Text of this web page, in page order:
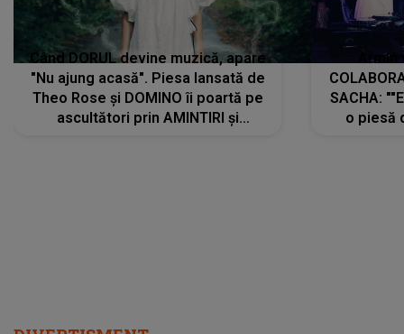
Când DORUL devine muzică, apare
"Nu ajung acasă". Piesa lansată de
Theo Rose și DOMINO îi poartă pe
ascultători prin AMINTIRI și
SACHA:
o piesă